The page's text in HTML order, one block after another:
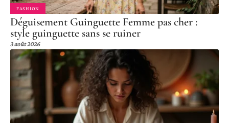
FASHION
Déguisement Guinguette Femme pas cher :
style guinguette sans se ruiner
3 août 2026